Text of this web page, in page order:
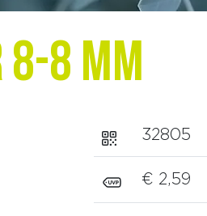
8 mm
32805
€ 2,59